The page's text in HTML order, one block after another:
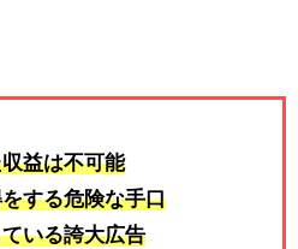
益は不可能
する危険な手口
いる誇大広告